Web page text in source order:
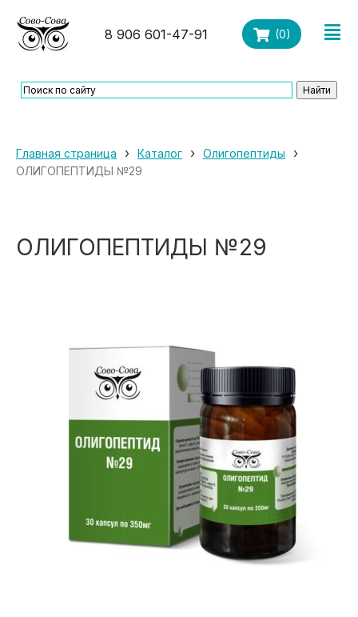
8 906 601-47-91 (0)
Главная страница › Каталог › Олигопептиды ›
ОЛИГОПЕПТИДЫ №29
ОЛИГОПЕПТИДЫ №29